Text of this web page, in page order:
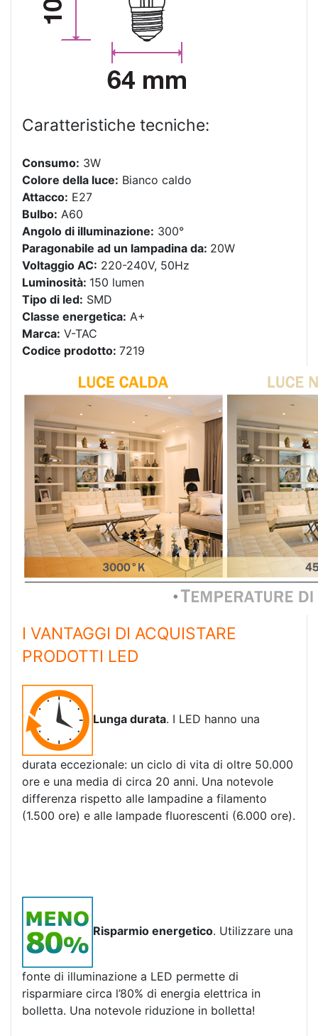
Caratteristiche tecniche:
Consumo: 3W
Colore della luce: Bianco caldo
Attacco: E27
Bulbo: A60
Angolo di illuminazione: 300°
Paragonabile ad un lampadina da: 20W
Voltaggio AC: 220-240V, 50Hz
Luminosità: 150 lumen
Tipo di led: SMD
Classe energetica: A+
Marca: V-TAC
Codice prodotto: 7219
I VANTAGGI DI ACQUISTARE
PRODOTTI LED
Lunga durata. I LED hanno una
durata eccezionale: un ciclo di vita di oltre 50.000
ore e una media di circa 20 anni. Una notevole
differenza rispetto alle lampadine a filamento
(1.500 ore) e alle lampade fluorescenti (6.000 ore).
Risparmio energetico. Utilizzare una
fonte di illuminazione a LED permette di
risparmiare circa l’80% di energia elettrica in
bolletta. Una notevole riduzione in bolletta!